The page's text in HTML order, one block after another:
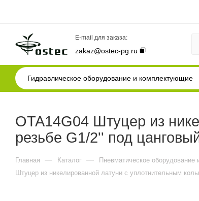
E-mail для заказа:
zakaz@ostec-pg.ru
Гидравлическое оборудование и комплектующие
OTA14G04 Штуцер из
резьбе G1/2'' под
Главная — Каталог — Пневматическое
Штуцер из никелированной латуни с уплотнительным